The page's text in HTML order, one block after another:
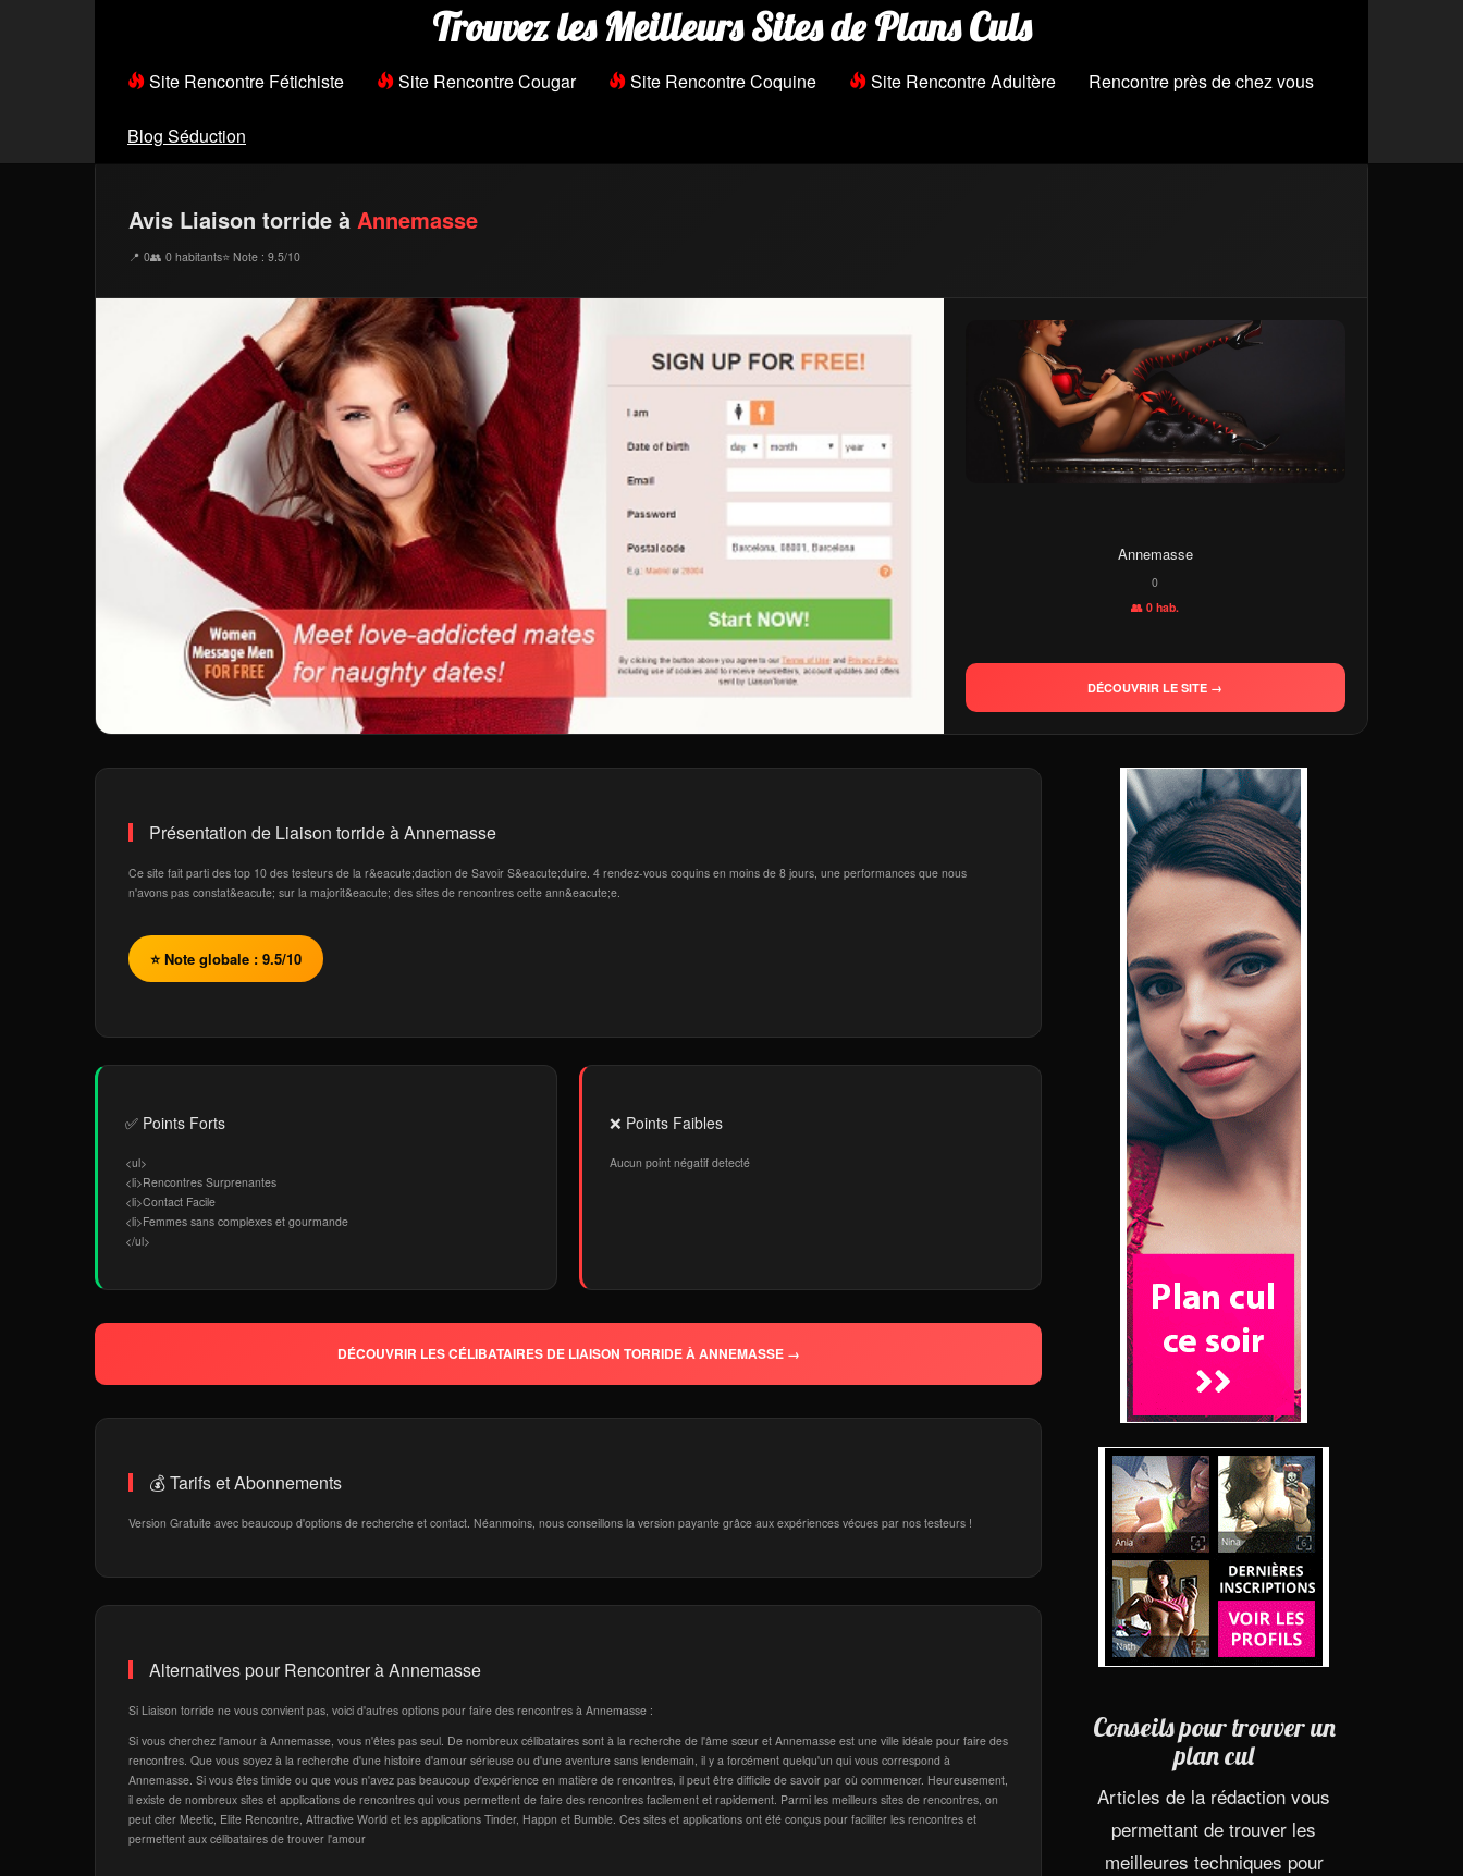
Trouvez les Meilleurs Sites de Plans Culs
Site Rencontre Fétichiste Site Rencontre Cougar Site Rencontre Coquine Site Rencontre Adultère Rencontre près de chez vous
Blog Séduction
Avis Liaison torride à Annemasse
📍 0👥 0 habitants⭐ Note : 9.5/10
Annemasse
0
👥 0 hab.
DÉCOUVRIR LE SITE →
Présentation de Liaison torride à Annemasse
Ce site fait parti des top 10 des testeurs de la r&eacute;daction de Savoir S&eacute;duire. 4 rendez-vous coquins en moins de 8 jours, une performances que nous
n'avons pas constat&eacute; sur la majorit&eacute; des sites de rencontres cette ann&eacute;e.
⭐ Note globale : 9.5/10
✅ Points Forts
<ul>
<li>Rencontres Surprenantes
<li>Contact Facile
<li>Femmes sans complexes et gourmande
</ul>
❌ Points Faibles
Aucun point négatif detecté
DÉCOUVRIR LES CÉLIBATAIRES DE LIAISON TORRIDE À ANNEMASSE →
💰 Tarifs et Abonnements
Version Gratuite avec beaucoup d'options de recherche et contact. Néanmoins, nous conseillons la version payante grâce aux expériences vécues par nos testeurs !
Alternatives pour Rencontrer à Annemasse
Si Liaison torride ne vous convient pas, voici d'autres options pour faire des rencontres à Annemasse :
Si vous cherchez l'amour à Annemasse, vous n'êtes pas seul. De nombreux célibataires sont à la recherche de l'âme sœur et Annemasse est une ville idéale pour faire des
rencontres. Que vous soyez à la recherche d'une histoire d'amour sérieuse ou d'une aventure sans lendemain, il y a forcément quelqu'un qui vous correspond à
Annemasse. Si vous êtes timide ou que vous n'avez pas beaucoup d'expérience en matière de rencontres, il peut être difficile de savoir par où commencer. Heureusement,
il existe de nombreux sites et applications de rencontres qui vous permettent de faire des rencontres facilement et rapidement. Parmi les meilleurs sites de rencontres, on
peut citer Meetic, Elite Rencontre, Attractive World et les applications Tinder, Happn et Bumble. Ces sites et applications ont été conçus pour faciliter les rencontres et
permettent aux célibataires de trouver l'amour
Conseils pour trouver un
plan cul
Articles de la rédaction vous
permettant de trouver les
meilleures techniques pour